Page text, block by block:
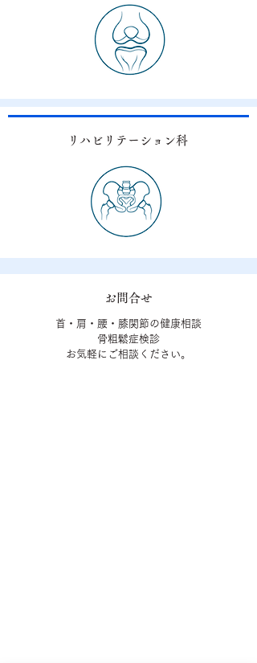
リハビリテーション科
​お問合せ
首・肩・腰・膝関節の健康相談
骨粗鬆症検診
お気軽にご相談ください。